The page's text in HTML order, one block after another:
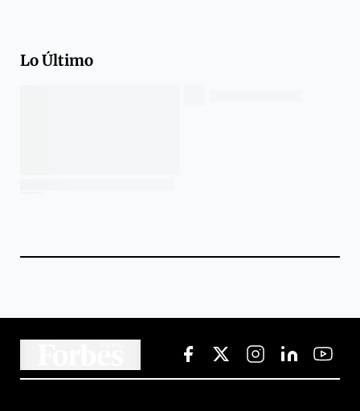
Lo Último